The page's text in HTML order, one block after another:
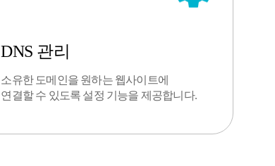
DNS 관리
소유한 도메인을 원하는 웹사이트에
연결할 수 있도록 설정 기능을 제공합니다.